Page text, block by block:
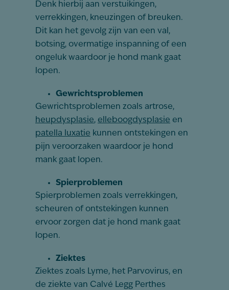
Denk hierbij aan verstuikingen,
verrekkingen, kneuzingen of breuken.
Dit kan het gevolg zijn van een val,
botsing, overmatige inspanning of een
ongeluk waardoor je hond mank gaat
lopen.
Gewrichtsproblemen
Gewrichtsproblemen zoals artrose,
heupdysplasie, elleboogdysplasie en
patella luxatie kunnen ontstekingen en
pijn veroorzaken waardoor je hond
mank gaat lopen.
Spierproblemen
Spierproblemen zoals verrekkingen,
scheuren of ontstekingen kunnen
ervoor zorgen dat je hond mank gaat
lopen.
Ziektes
Ziektes zoals Lyme, het Parvovirus, en
de ziekte van Calvé Legg Perthes